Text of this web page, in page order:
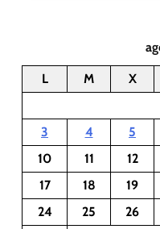
L M X
3
4 5
10
11 12
17
18 19
24
25 26